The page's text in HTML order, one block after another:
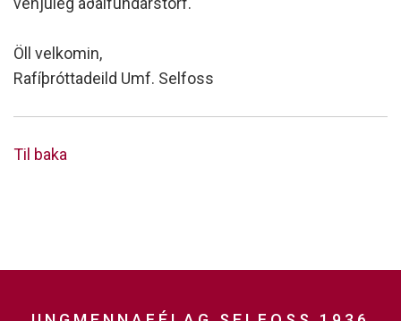
Öll velkomin,
Rafíþróttadeild Umf. Selfoss
Til baka